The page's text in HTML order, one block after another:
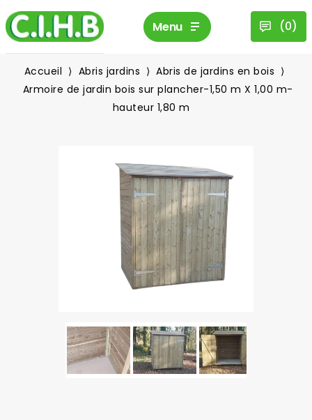
Menu (0)
Accueil Abris jardins
Abris de jardins en bois
Armoire de jardin bois sur plancher-1,50 m X 1,00 m-
hauteur 1,80 m